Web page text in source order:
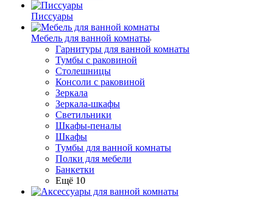
Писсуары
Мебель для ванной комнаты
Гарнитуры для ванной комнаты
Тумбы с раковиной
Столешницы
Консоли с раковиной
Зеркала
Зеркала-шкафы
Светильники
Шкафы-пеналы
Шкафы
Тумбы для ванной комнаты
Полки для мебели
Банкетки
Ещё 10